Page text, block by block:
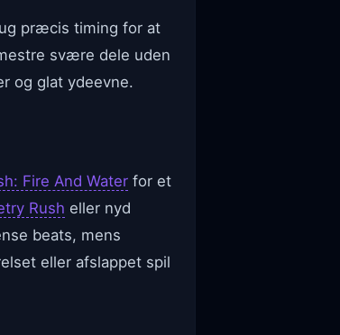
præcis timing for at
svære dele uden
og glat ydeevne.
Fire And Water for et
Rush eller nyd
beats, mens
eller afslappet spil